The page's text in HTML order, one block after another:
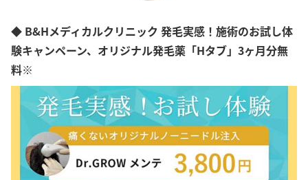
大田区
足立区
目黒区
世田谷区
武蔵野市
町田市
八王子市
オンライン診療
◆ B&Hメディカルクリニック 発毛実感！施術のお試し体
験キャンペーン、オリジナル発毛薬「Hタブ」3ヶ月分無
料※